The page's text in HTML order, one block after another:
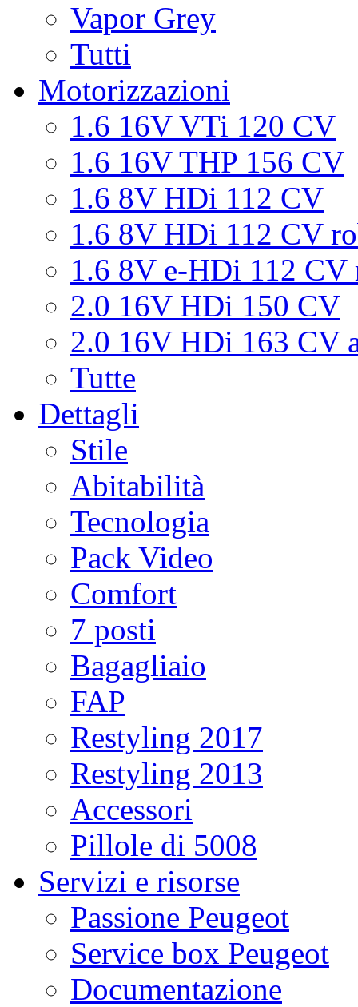
Vapor Grey
Tutti
Motorizzazioni
1.6 16V VTi 120 CV
1.6 16V THP 156 CV
1.6 8V HDi 112 CV
1.6 8V HDi 112 CV
1.6 8V e-HDi 112 CV
2.0 16V HDi 150 CV
2.0 16V HDi 163 CV
Tutte
Dettagli
Stile
Abitabilità
Tecnologia
Pack Video
Comfort
7 posti
Bagagliaio
FAP
Restyling 2017
Restyling 2013
Accessori
Pillole di 5008
Servizi e risorse
Passione Peugeot
Service box Peugeot
Documentazione